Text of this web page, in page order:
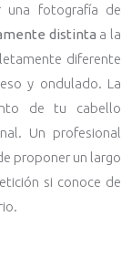
una fotografía de
distinta a la
diferente
y ondulado. La
de tu cabello
Un profesional
proponer un largo
si conoce de